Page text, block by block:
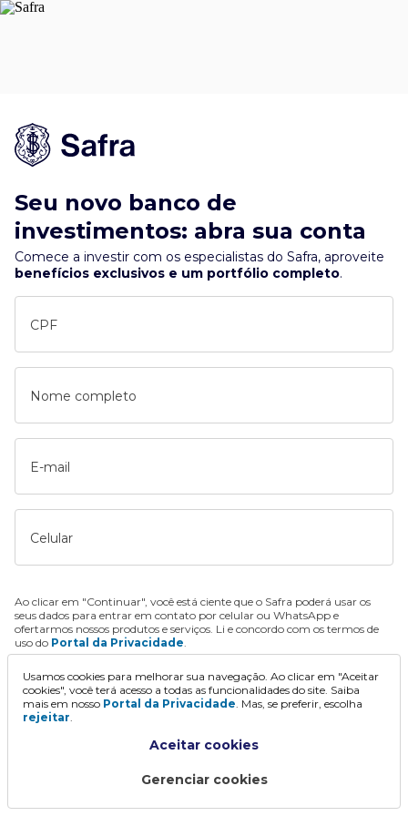
Seu novo banco de
investimentos: abra sua conta
Comece a investir com os especialistas do Safra, aproveite
benefícios exclusivos e um portfólio completo.
CPF
Nome completo
E-mail
Celular
Ao clicar em "Continuar", você está ciente que o Safra poderá usar os
seus dados para entrar em contato por celular ou WhatsApp e
ofertarmos nossos produtos e serviços. Li e concordo com os termos de
uso do Portal da Privacidade.
Continuar
Usamos cookies para melhorar sua navegação. Ao clicar em "Aceitar
cookies", você terá acesso a todas as funcionalidades do site. Saiba
mais em nosso Portal da Privacidade. Mas, se preferir, escolha
rejeitar.
Aceitar cookies
Gerenciar cookies